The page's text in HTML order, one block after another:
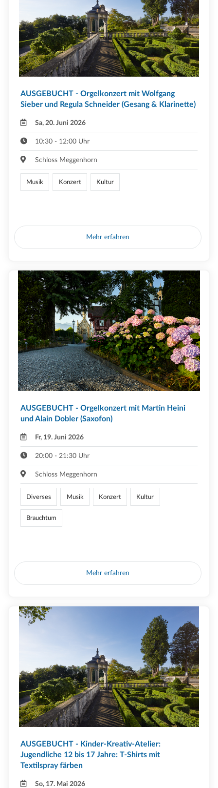
AUSGEBUCHT - Orgelkonzert mit Wolfgang
Sieber und Regula Schneider (Gesang & Klarinette)
Sa, 20. Juni 2026
10:30 - 12:00 Uhr
Schloss Meggenhorn
Musik Konzert Kultur
Mehr erfahren
AUSGEBUCHT - Orgelkonzert mit Martin Heini
und Alain Dobler (Saxofon)
Fr, 19. Juni 2026
20:00 - 21:30 Uhr
Schloss Meggenhorn
Diverses Musik Konzert Kultur
Brauchtum
Mehr erfahren
AUSGEBUCHT - Kinder-Kreativ-Atelier:
Jugendliche 12 bis 17 Jahre: T-Shirts mit
Textilspray färben
So, 17. Mai 2026